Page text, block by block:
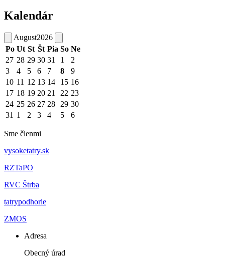
Kalendár
August2026
Po Ut St Št Pia So Ne
27 28 29 30 31 1
2
3
4 5 6 7 8
9
10 11 12 13 14 15 16
17 18 19 20 21 22 23
24 25 26 27 28 29 30
31 1 2 3 4 5 6
Sme členmi
vysoketatry.sk
RZTaPO
RVC Štrba
tatrypodhorie
ZMOS
Adresa
Obecný úrad